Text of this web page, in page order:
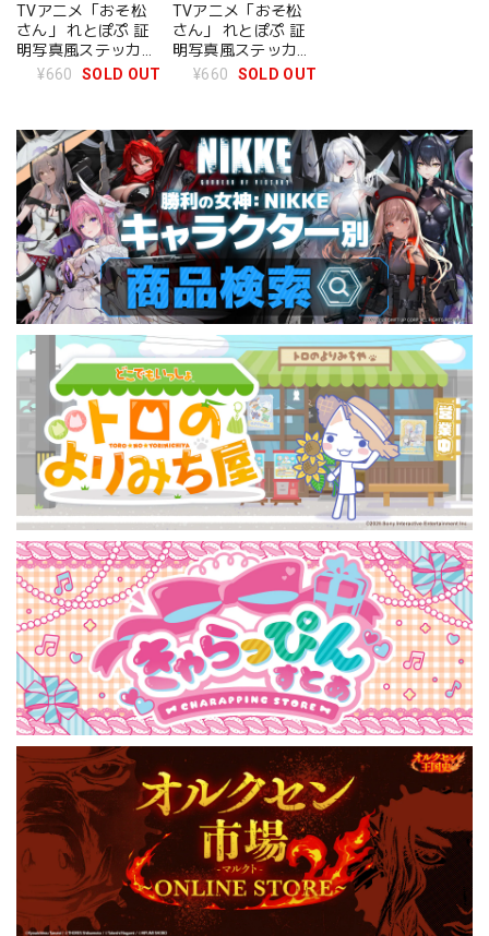
TVアニメ「おそ松
さん」 れとぽぷ 証
明写真風ステッカー
カラ松
¥660 SOLD OUT
TVアニメ「おそ松
さん」 れとぽぷ 証
明写真風ステッカー
おそ松
¥660 SOLD OUT